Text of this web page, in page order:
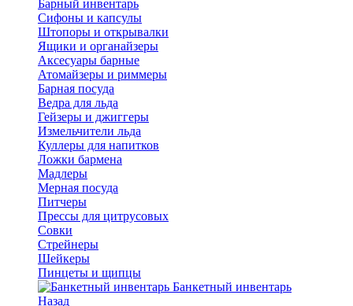
Барный инвентарь
Сифоны и капсулы
Штопоры и открывалки
Ящики и органайзеры
Аксесуары барные
Атомайзеры и риммеры
Барная посуда
Ведра для льда
Гейзеры и джиггеры
Измельчители льда
Куллеры для напитков
Ложки бармена
Мадлеры
Мерная посуда
Питчеры
Прессы для цитрусовых
Совки
Стрейнеры
Шейкеры
Пинцеты и щипцы
Банкетный инвентарь
Назад